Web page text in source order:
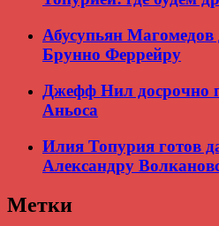
Абусупьян Магомедов
Брунно Феррейру
Джефф Нил досрочно
Аньоса
Илия Топурия готов
Александру
Метки